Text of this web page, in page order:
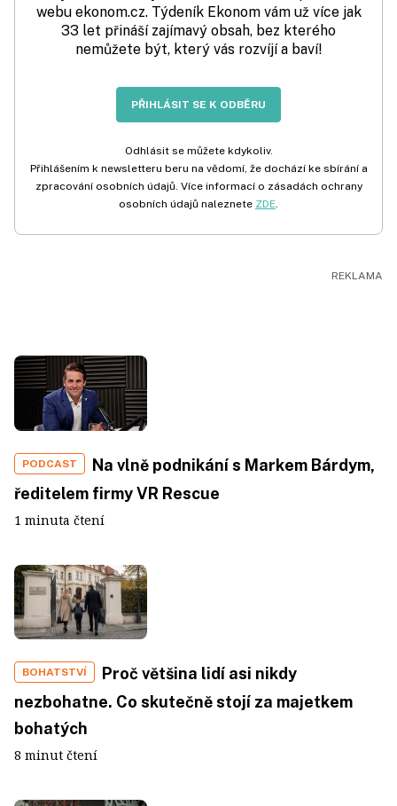
webu ekonom.cz. Týdeník Ekonom vám už více jak
33 let přináší zajímavý obsah, bez kterého
nemůžete být, který vás rozvíjí a baví!
PŘIHLÁSIT SE K ODBĚRU
Odhlásit se můžete kdykoliv.
Přihlášením k newsletteru beru na vědomí, že dochází ke sbírání a
zpracování osobních údajů. Více informací o zásadách ochrany
osobních údajů naleznete ZDE.
PODCAST
Na vlně podnikání s Markem Bárdym,
ředitelem firmy VR Rescue
1 minuta čtení
BOHATSTVÍ
Proč většina lidí asi nikdy
nezbohatne. Co skutečně stojí za majetkem
bohatých
8 minut čtení